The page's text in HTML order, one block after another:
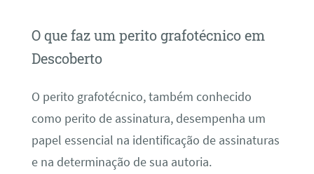
O que faz um perito grafotécnico em
Descoberto
O perito grafotécnico, também conhecido
como perito de assinatura, desempenha um
papel essencial na identificação de assinaturas
e na determinação de sua autoria.